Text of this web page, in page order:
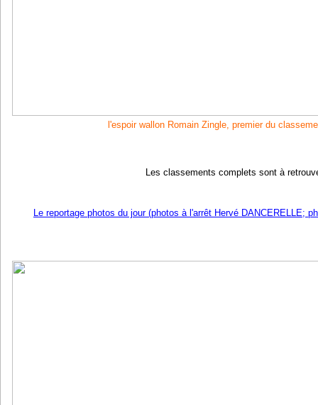
l'espoir wallon Romain Zingle, premier du
Les classements complets sont à
Le reportage photos du jour (photos à l'arrêt Hervé DANCERELLE;